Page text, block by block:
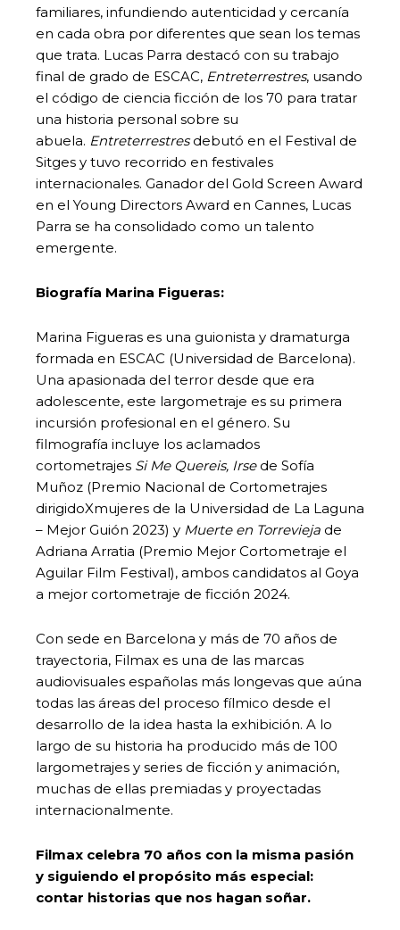
familiares, infundiendo autenticidad y cercanía
en cada obra por diferentes que sean los temas
que trata. Lucas Parra destacó con su trabajo
final de grado de ESCAC, Entreterrestres, usando
el código de ciencia ficción de los 70 para tratar
una historia personal sobre su
abuela. Entreterrestresdebutó en el Festival de
Sitges y tuvo recorrido en festivales
internacionales. Ganador del Gold Screen Award
en el Young Directors Award en Cannes, Lucas
Parra se ha consolidado como un talento
emergente.
Biografía Marina Figueras:
Marina Figueras es una guionista y dramaturga
formada en ESCAC (Universidad de Barcelona).
Una apasionada del terror desde que era
adolescente, este largometraje es su primera
incursión profesional en el género. Su
filmografía incluye los aclamados
cortometrajes Si Me Quereis, Irsede Sofía
Muñoz (Premio Nacional de Cortometrajes
dirigidoXmujeres de la Universidad de La Laguna
– Mejor Guión 2023) y Muerte en Torrevieja de
Adriana Arratia (Premio Mejor Cortometraje el
Aguilar Film Festival), ambos candidatos al Goya
a mejor cortometraje de ficción 2024.
Con sede en Barcelona y más de 70 años de
trayectoria, Filmax es una de las marcas
audiovisuales españolas más longevas que aúna
todas las áreas del proceso fílmico desde el
desarrollo de la idea hasta la exhibición. A lo
largo de su historia ha producido más de 100
largometrajes y series de ficción y animación,
muchas de ellas premiadas y proyectadas
internacionalmente.
Filmax celebra 70 años con la misma pasión
y siguiendo el propósito más especial:
contar historias que nos hagan soñar.